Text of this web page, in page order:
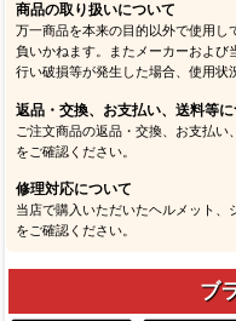
商品の取り扱いについて
万一商品を本来の目的以外で使用し
負いかねます。またメーカーおよび
行い破損等が発生した場合、使用状
返品・交換、お支払い、送料等に
ご注文商品の返品・交換、お支払
をご確認ください。
修理対応について
当店で購入いただいたヘルメット、
をご確認ください。
ブ